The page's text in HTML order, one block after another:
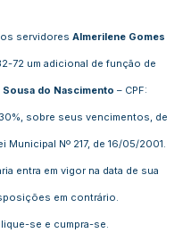
servidores Almerilene Gomes
72 um adicional de função de
do Nascimento – CPF:
sobre seus vencimentos, de
Municipal Nº 217, de 16/05/2001.
entra em vigor na data de sua
em contrário.
se e cumpra-se.